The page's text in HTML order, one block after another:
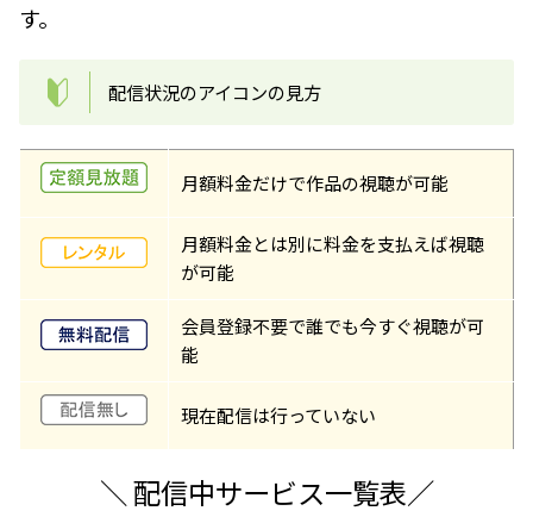
す。
配信状況のアイコンの見方
月額料金だけで作品の視聴が可能
月額料金とは別に料金を支払えば視聴
が可能
会員登録不要で誰でも今すぐ視聴が可
能
現在配信は行っていない
＼ 配信中サービス一覧表／